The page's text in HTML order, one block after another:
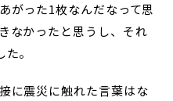
がった1枚なんだなって思
なかったと思うし、それ
。
に震災に触れた言葉はな